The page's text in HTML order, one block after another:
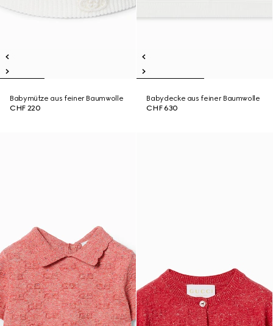
Babymütze aus feiner Baumwolle
CHF 220
Babydecke aus feiner Baumwolle
CHF 630